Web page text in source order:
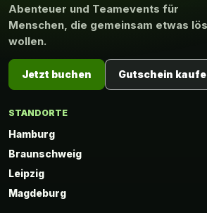
Abenteuer und Teamevents für
Menschen, die gemeinsam etwas
wollen.
Jetzt buchen Gutschein
STANDORTE
Hamburg
Braunschweig
Leipzig
Magdeburg